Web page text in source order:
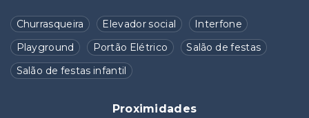
Churrasqueira Elevador social
Interfone
Playground
Portão Elétrico
Salão de festas
Salão de festas infantil
Proximidades